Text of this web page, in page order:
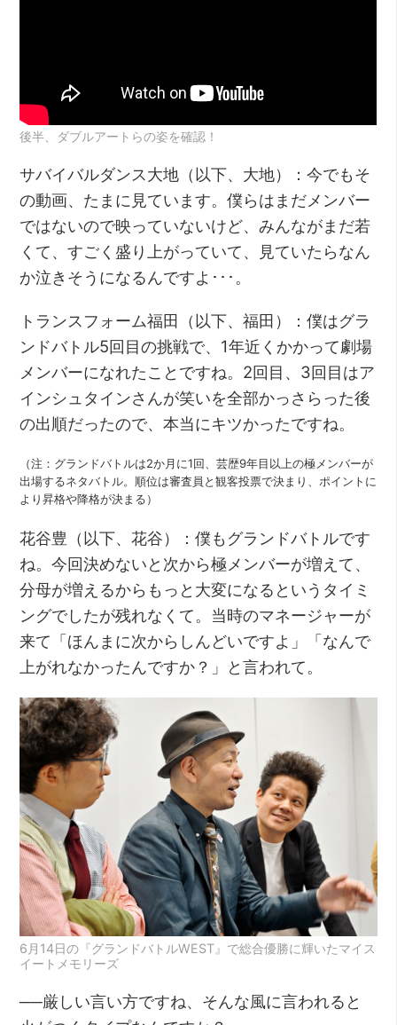
後半、ダブルアートらの姿を確認！
サバイバルダンス大地（以下、大地）：今でもそ
の動画、たまに見ています。僕らはまだメンバー
ではないので映っていないけど、みんながまだ若
くて、すごく盛り上がっていて、見ていたらなん
か泣きそうになるんですよ･･･。
トランスフォーム福田（以下、福田）：僕はグラ
ンドバトル5回目の挑戦で、1年近くかかって劇場
メンバーになれたことですね。2回目、3回目はア
インシュタインさんが笑いを全部かっさらった後
の出順だったので、本当にキツかったですね。
（注：グランドバトルは2か月に1回、芸歴9年目以上の極メンバーが
出場するネタバトル。順位は審査員と観客投票で決まり、ポイントに
より昇格や降格が決まる）
花谷豊（以下、花谷）：僕もグランドバトルです
ね。今回決めないと次から極メンバーが増えて、
分母が増えるからもっと大変になるというタイミ
ングでしたが残れなくて。当時のマネージャーが
来て「ほんまに次からしんどいですよ」「なんで
上がれなかったんですか？」と言われて。
6月14日の『グランドバトルWEST』で総合優勝に輝いたマイス
イートメモリーズ
──厳しい言い方ですね、そんな風に言われると